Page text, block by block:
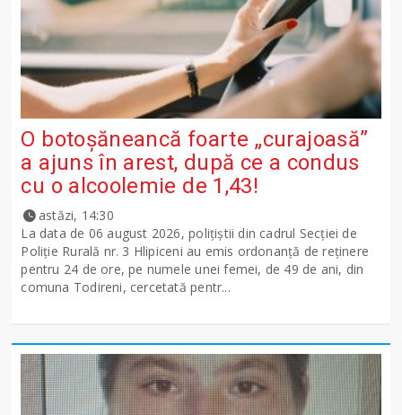
O botoșăneancă foarte „curajoasă”
a ajuns în arest, după ce a condus
cu o alcoolemie de 1,43!
astăzi, 14:30
La data de 06 august 2026, polițiștii din cadrul Secției de
Poliție Rurală nr. 3 Hlipiceni au emis ordonanță de reținere
pentru 24 de ore, pe numele unei femei, de 49 de ani, din
comuna Todireni, cercetată pentr...